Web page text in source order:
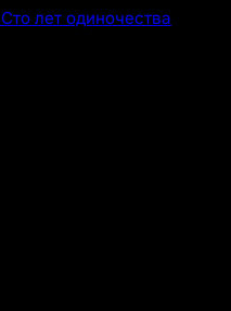
лет одиночества